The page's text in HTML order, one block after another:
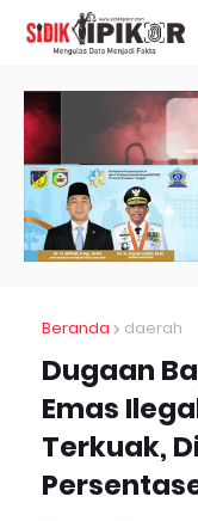
Beranda daerah
Dugaan
Emas
Terkuak,